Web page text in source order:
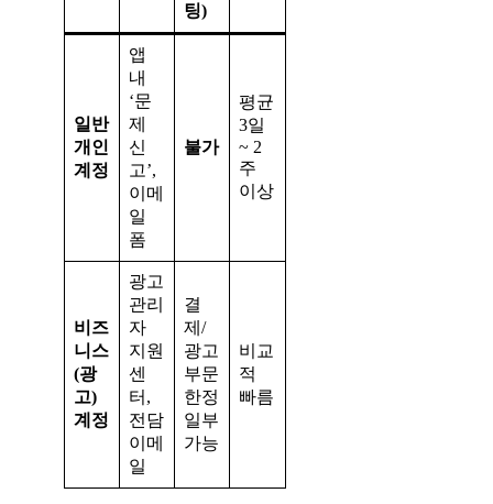
팅)
일반
개인
계정
앱
내
‘문
제
신
고’,
이메
일
폼
불가
평균
3일
~ 2
주
이상
비즈
니스
(광
고)
계정
광고
관리
자
지원
센
터,
전담
이메
일
결
제/
광고
부문
한정
일부
가능
비교
적
빠름